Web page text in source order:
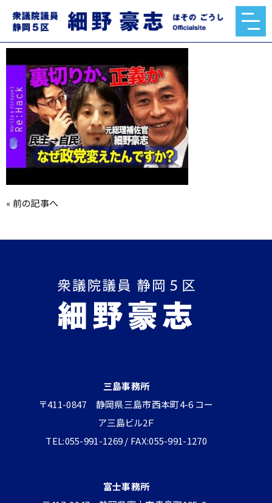
hqdefault.jpg
2023.01.16
«前の記事へ
三島事務所
〒411-0847 静岡県三島市西本町4-6 コー
ア三島ビル2Ｆ
TEL:055-991-1269 / FAX:055-991-1270
富士事務所